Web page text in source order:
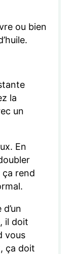
ou bien
la
un
En
rend
il doit
vous
ça doit